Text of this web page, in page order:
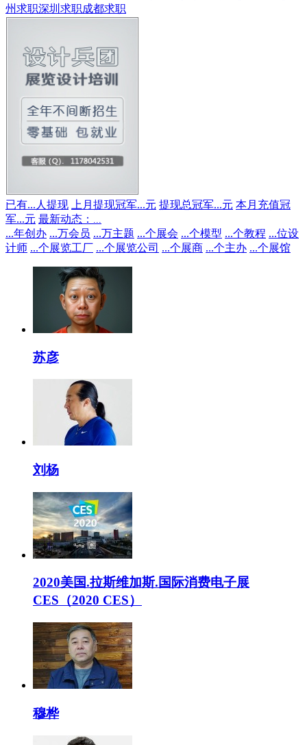
州求职深圳求职成都求职
已有... 人提现 上月提现冠军...元 提现总冠军...元 本月充值冠
军...元 最新动态：
...年创办 ...万会员 ...万主题 ...个展会 ...个模型 ...个教程 ...位设
计师 ...个展览工厂 ...个展览公司 ...个展商 ...个主办 ...个展馆
苏彦
刘杨
2020美国.拉斯维加斯.国际消费电子展
CES（2020 CES）
穆桦